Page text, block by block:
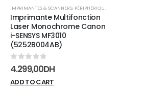
IMPRIMANTES & SCANNERS, PÉRIPHÉRIQUES
Imprimante Multifonction
Laser Monochrome Canon
i-SENSYS MF3010
(5252B004AB)
0sur 5
4.299,00DH
ADD TO CART